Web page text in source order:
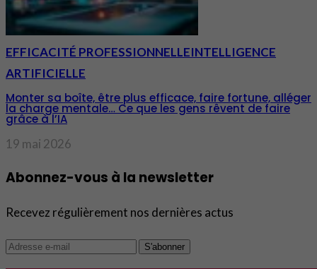
EFFICACITÉ PROFESSIONNELLEINTELLIGENCE
ARTIFICIELLE
Monter sa boîte, être plus efficace, faire fortune, alléger
la charge mentale… Ce que les gens rêvent de faire
grâce à l’IA
19 mai 2026
Abonnez-vous à la newsletter
Recevez régulièrement nos dernières actus
S'abonner